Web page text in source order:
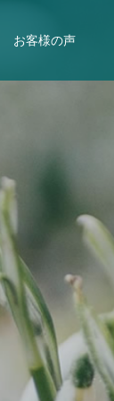
お客様の声